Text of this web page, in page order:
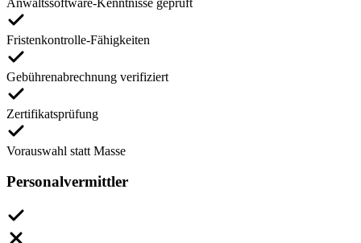
Fristenkontrolle-Fähigkeiten
Gebührenabrechnung verifiziert
Zertifikatsprüfung
Vorauswahl statt Masse
Personalvermittler